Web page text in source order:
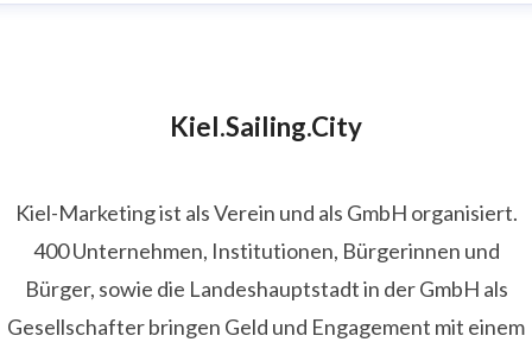
Kiel.Sailing.City
Kiel-Marketing ist als Verein und als GmbH organisiert.
400 Unternehmen, Institutionen, Bürgerinnen und
Bürger, sowie die Landeshauptstadt in der GmbH als
Gesellschafter bringen Geld und Engagement mit einem